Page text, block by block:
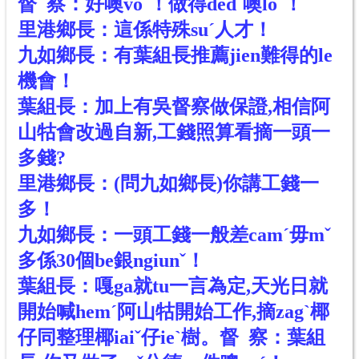
里港鄉長：這係特殊suˊ人才！
九如鄉長：有葉組長推薦jien難得的le
機會！
葉組長：加上有吳督察做保證,相信阿
山牯會改過自新,工錢照算看摘一頭一
多錢?
里港鄉長：(問九如鄉長)你講工錢一
多！
九如鄉長：一頭工錢一般差camˊ毋mˇ
多係30個be銀ngiunˇ！
葉組長：嘎ga就tu一言為定,天光日就
開始喊hemˊ阿山牯開始工作,摘zagˋ椰
仔同整理椰iaiˇ仔ieˋ樹。督 察：葉組